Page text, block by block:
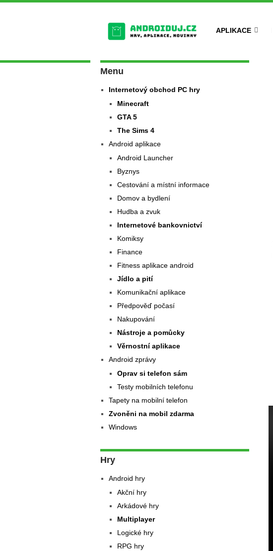
APLIKACE
Menu
Internetový obchod PC hry
Minecraft
GTA 5
The Sims 4
Android aplikace
Android Launcher
Byznys
Cestování a místní informace
Domov a bydlení
Hudba a zvuk
Internetové bankovnictví
Komiksy
Finance
Fitness aplikace android
Jídlo a pití
Komunikační aplikace
Předpověď počasí
Nakupování
Nástroje a pomůcky
Věrnostní aplikace
Android zprávy
Oprav si telefon sám
Testy mobilních telefonu
Tapety na mobilní telefon
Zvoněni na mobil zdarma
Windows
Hry
Android hry
Akční hry
Arkádové hry
Multiplayer
Logické hry
RPG hry